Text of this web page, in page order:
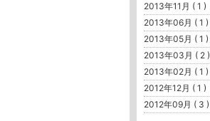
2013年11月 ( 1 )
2013年06月 ( 1 )
2013年05月 ( 1 )
2013年03月 ( 2 )
2013年02月 ( 1 )
2012年12月 ( 1 )
2012年09月 ( 3 )